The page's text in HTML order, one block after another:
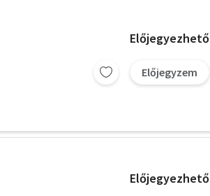
Előjegyezhető
Előjegyzem
Előjegyezhető